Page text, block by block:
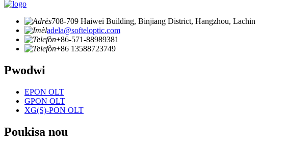
708-709 Haiwei Building, Binjiang District, Hangzhou, Lachin
adela@softeloptic.com
+86-571-88989381
+86 13588723749
Pwodwi
EPON OLT
GPON OLT
XG(S)-PON OLT
Poukisa nou